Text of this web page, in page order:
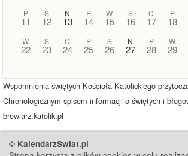
P
11
S
12
N
13
P
14
W
15
Ś
16
C
17
P
18
W
22
Ś
23
C
24
P
25
S
26
N
27
P
28
W
29
Wspomnienia świętych Kościoła Katolickiego
Chronologicznym spisem informacji o świętych i
brewiarz.katolik.pl
© KalendarzSwiat.pl